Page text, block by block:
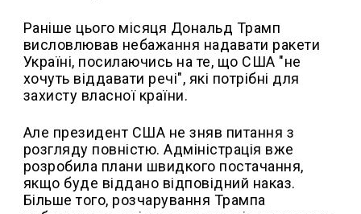
Раніше цього місяця Дональд Трамп
висловлював небажання надавати ракети
Україні, посилаючись на те, що США "не
хочуть віддавати речі", які потрібні для
захисту власної країни.
Але президент США не зняв питання з
розгляду повністю. Адміністрація вже
розробила плани швидкого постачання,
якщо буде віддано відповідний наказ.
Більше того, розчарування Трампа